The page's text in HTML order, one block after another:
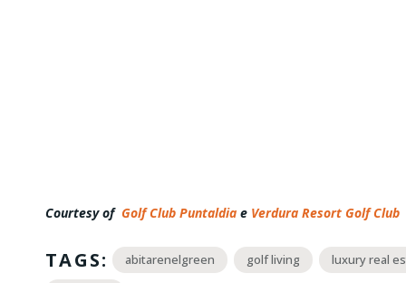
Courtesy of Golf Club Puntaldia e Verdura Resort Golf Club
TAGS: abitarenelgreen golf living
luxury real